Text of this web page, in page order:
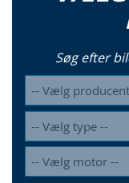
Søg efter